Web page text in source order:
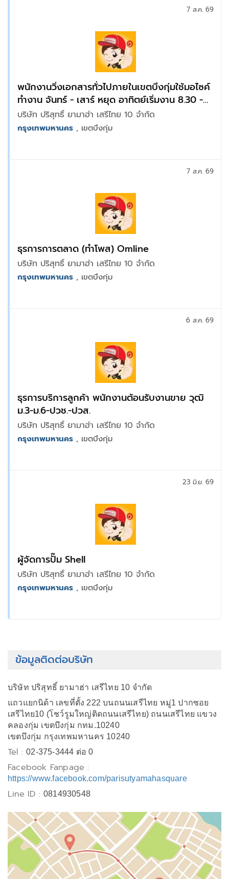
พนักงานวิ่งเอกสารทั่วไปภายในเขตบึงกุ่มใช้มอไซค์
ทำงาน จันทร์ - เสาร์ หยุด อาทิตย์เริ่มงาน 8.30 -
18.00 น.
บริษัท ปริสุทธิ์ ยามาฮ่า เสรีไทย 10 จำกัด
7 ส.ค. 69
กรุงเทพมหานคร , เขตบึงกุ่ม
ธุรการการตลาด (ทำโพส) Omline
บริษัท ปริสุทธิ์ ยามาฮ่า เสรีไทย 10 จำกัด
7 ส.ค. 69
กรุงเทพมหานคร , เขตบึงกุ่ม
ธุรการบริการลูกค้า พนักงานต้อนรับงานขาย วุฒิ
ม.3-ม.6-ปวช.-ปวส.
บริษัท ปริสุทธิ์ ยามาฮ่า เสรีไทย 10 จำกัด
6 ส.ค. 69
กรุงเทพมหานคร , เขตบึงกุ่ม
ผู้จัดการปั๊ม Shell
บริษัท ปริสุทธิ์ ยามาฮ่า เสรีไทย 10 จำกัด
23 มิ.ย. 69
กรุงเทพมหานคร , เขตบึงกุ่ม
ข้อมูลติดต่อบริษัท
บริษัท ปริสุทธิ์ ยามาฮ่า เสรีไทย 10 จำกัด
แถวแยกนิด้า เลขที่ตั้ง 222 บนถนนเสรีไทย หมู่1 ปากซอย
เสรีไทย10 (โชว์รูมใหญ่ติดถนนเสรีไทย) ถนนเสรีไทย แขวง
คลองกุ่ม เขตบึงกุ่ม กทม.10240
เขตบึงกุ่ม กรุงเทพมหานคร 10240
Tel :02-375-3444 ต่อ 0
Facebook Fanpage :
https://www.facebook.com/parisutyamahasquare
Line ID : 0814930548